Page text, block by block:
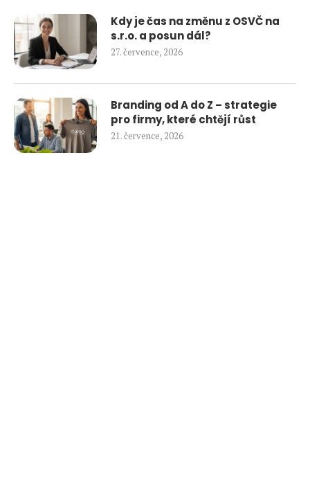
Kdy je čas na změnu z OSVČ na
s.r.o. a posun dál?
27. července, 2026
Branding od A do Z – strategie
pro firmy, které chtějí růst
21. července, 2026